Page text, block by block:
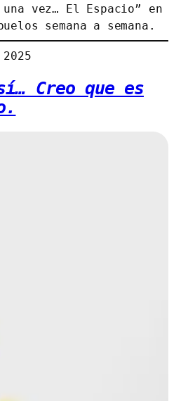
vez… El Espacio” en
semana a semana.
Creo que es